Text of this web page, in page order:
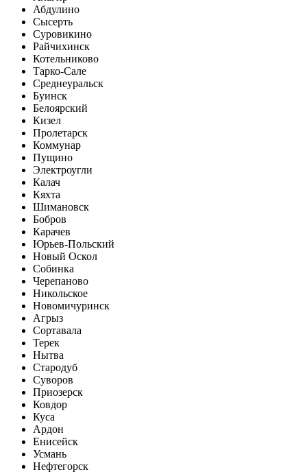
Абдулино
Сысерть
Суровикино
Райчихинск
Котельниково
Тарко-Сале
Среднеуральск
Буинск
Белоярский
Кизел
Пролетарск
Коммунар
Пущино
Электроугли
Калач
Кяхта
Шимановск
Бобров
Карачев
Юрьев-Польский
Новый Оскол
Собинка
Черепаново
Никольское
Новомичуринск
Агрыз
Сортавала
Терек
Нытва
Стародуб
Суворов
Приозерск
Ковдор
Куса
Ардон
Енисейск
Усмань
Нефтегорск